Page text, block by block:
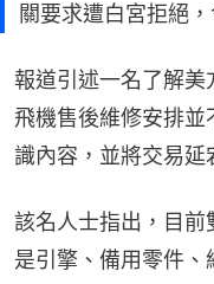
關要求遭白宮拒絕
報道引述一名了解美
飛機售後維修安排
識內容，並將交易延
該名人士指出，目前
是引擎、備用零件